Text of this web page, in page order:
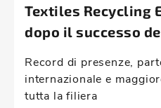
Textiles Recycling
dopo il successo
Record di presenze,
internazionale e
tutta la filiera